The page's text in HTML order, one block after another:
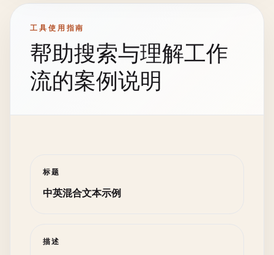
工具使用指南
帮助搜索与理解工作
流的案例说明
标题
中英混合文本示例
描述